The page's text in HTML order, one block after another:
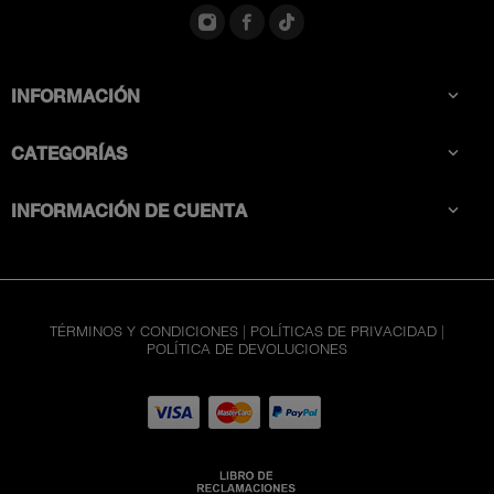
INFORMACIÓN 
CATEGORÍAS 
INFORMACIÓN DE CUENTA 
TÉRMINOS Y CONDICIONES | POLÍTICAS DE PRIVACIDAD |
POLÍTICA DE DEVOLUCIONES